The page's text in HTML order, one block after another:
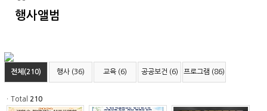
행사앨범
전체(210) 행사 (36) 교육 (6) 공공보건 (6) 프로그램 (86)
ㆍTotal 210